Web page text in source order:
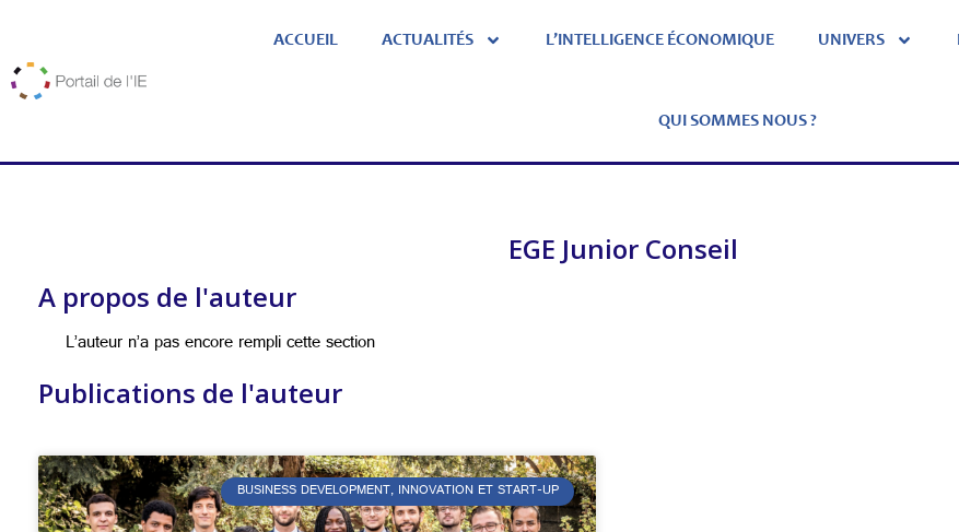
ACCUEIL ACTUALITÉS L’INTELLIGENCE ÉCONOMIQUE UNIVERS
QUI SOMMES NOUS ?
EGE Junior Conseil
A propos de l'auteur
L’auteur n’a pas encore rempli cette section
Publications de l'auteur
BUSINESS DEVELOPMENT, INNOVATION ET START-UP